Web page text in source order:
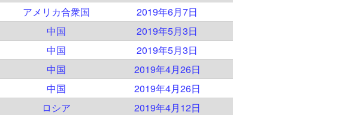
アメリカ合衆国
2019年6月7日
中国
2019年5月3日
中国
2019年5月3日
中国
2019年4月26日
中国
2019年4月26日
ロシア
2019年4月12日